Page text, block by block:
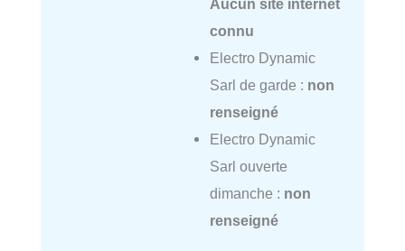
Aucun site internet
connu
Electro Dynamic
Sarl de garde : non
renseigné
Electro Dynamic
Sarl ouverte
dimanche : non
renseigné